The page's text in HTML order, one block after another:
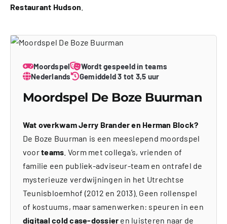
Restaurant Hudson
Moordspel
Wordt gespeeld in teams
Nederlands
Gemiddeld 3 tot 3,5 uur
Moordspel De Boze Buurman
Wat overkwam Jerry Brander en Herman Block?
De Boze Buurman is een meeslepend moordspel
voorteams . Vorm met collega’s, vrienden of
familie een publiek-adviseur-team en ontrafel de
mysterieuze verdwijningen in het Utrechtse
Teunisbloemhof (2012 en 2013). Geen rollenspel
of kostuums, maar samenwerken: speuren in een
digitaal cold case-dossier en luisteren naar de